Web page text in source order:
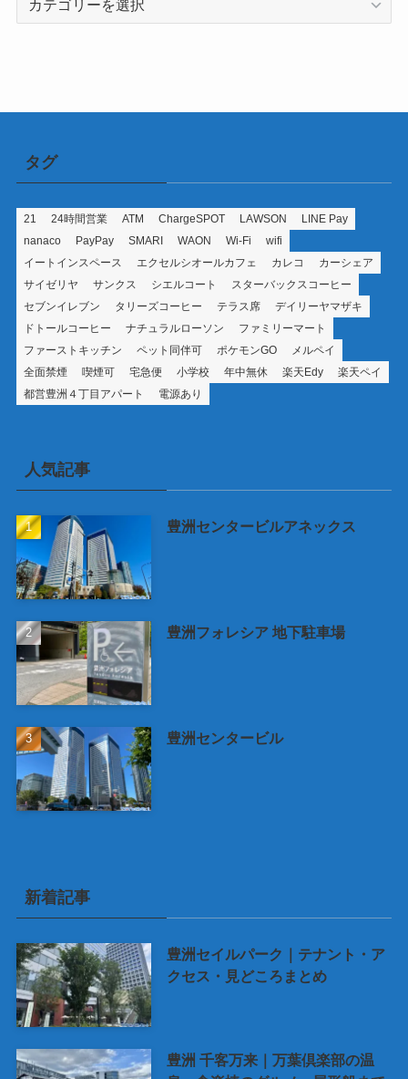
タグ
21 24時間営業 ATM ChargeSPOT LAWSON
LINE Pay
nanaco
PayPay SMARI WAON Wi-Fi
wifi
イートインスペース
エクセルシオールカフェ カレコ
カーシェア
サイゼリヤ
サンクス シエルコート
スターバックスコーヒー
セブンイレブン
タリーズコーヒー テラス席
デイリーヤマザキ
ドトールコーヒー
ナチュラルローソン
ファミリーマート
ファーストキッチン
ペット同伴可 ポケモンGO
メルペイ
全面禁煙
喫煙可 宅急便 小学校 年中無休 楽天Edy
楽天ペイ
都営豊洲４丁目アパート
電源あり
人気記事
豊洲センタービルアネックス
豊洲フォレシア 地下駐車場
豊洲センタービル
新着記事
豊洲セイルパーク｜テナント・ア
クセス・見どころまとめ
豊洲 千客万来｜万葉倶楽部の温